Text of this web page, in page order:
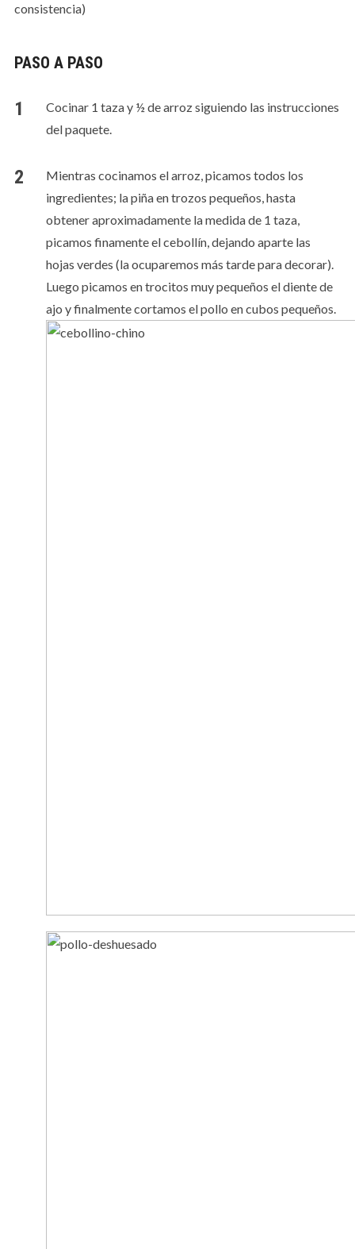
consistencia)
PASO A PASO
Cocinar 1 taza y ½ de arroz siguiendo las instrucciones
del paquete.
Mientras cocinamos el arroz, picamos todos los
ingredientes; la piña en trozos pequeños, hasta
obtener aproximadamente la medida de 1 taza,
picamos finamente el cebollín, dejando aparte las
hojas verdes (la ocuparemos más tarde para decorar).
Luego picamos en trocitos muy pequeños el diente de
ajo y finalmente cortamos el pollo en cubos pequeños.